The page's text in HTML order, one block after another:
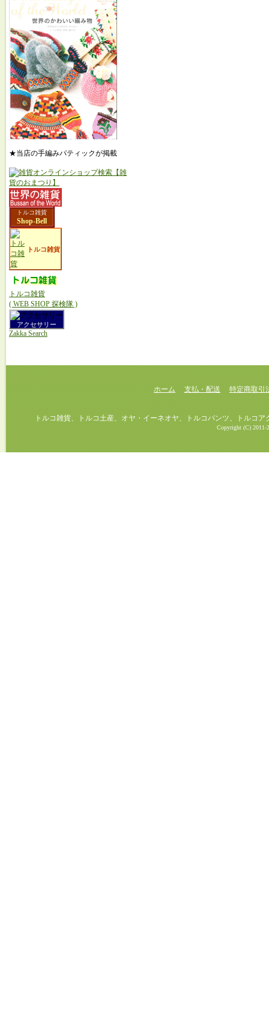
★当店の手編みパティックが掲載
トルコ雑貨
Shop-Bell
トルコ雑貨
トルコ雑貨
( WEB SHOP 探検隊 )
アクセサリー
Zakka Search
ホーム 支払・配送 特定商取引
トルコ雑貨、トルコ土産、オヤ・イーネオヤ、トルコパンツ、トルコアク
Copyright (C) 2011-